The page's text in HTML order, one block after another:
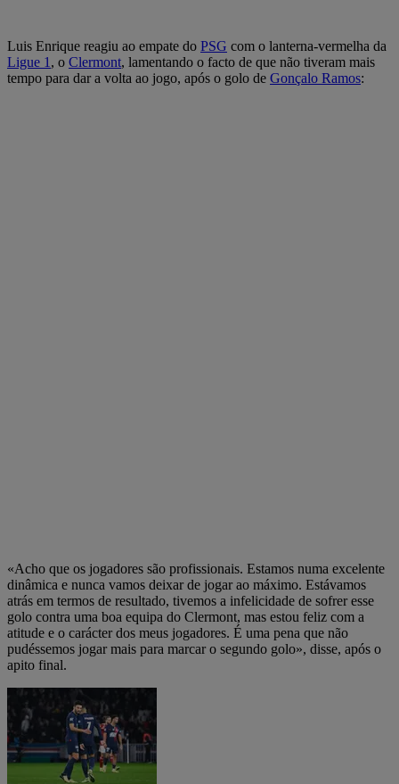
Luis Enrique reagiu ao empate do PSG com o lanterna-vermelha da
Ligue 1 , o Clermont, lamentando o facto de que não tiveram mais
tempo para dar a volta ao jogo, após o golo de Gonçalo Ramos:
«Acho que os jogadores são profissionais. Estamos numa excelente
dinâmica e nunca vamos deixar de jogar ao máximo. Estávamos
atrás em termos de resultado, tivemos a infelicidade de sofrer esse
golo contra uma boa equipa do Clermont, mas estou feliz com a
atitude e o carácter dos meus jogadores. É uma pena que não
pudéssemos jogar mais para marcar o segundo golo», disse, após o
apito final.